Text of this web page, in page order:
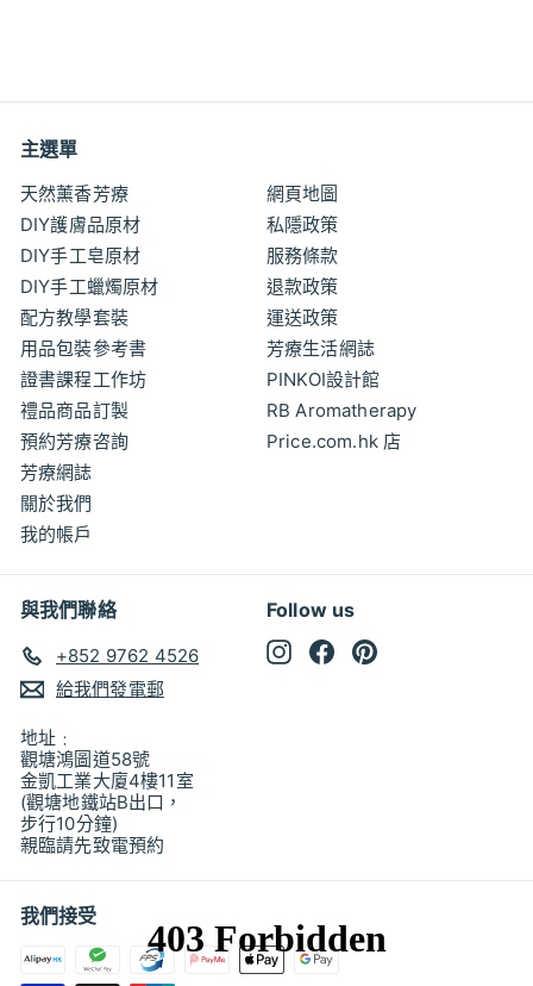
0
0
主選單
天然薰香芳療
DIY護膚品原材
DIY手工皂原材
DIY手工蠟燭原材
配方教學套裝
用品包裝參考書
證書課程工作坊
禮品商品訂製
預約芳療咨詢
芳療網誌
關於我們
我的帳戶
網頁地圖
私隱政策
服務條款
退款政策
運送政策
芳療生活網誌
PINKOI設計館
RB Aromatherapy
Price.com.hk 店
與我們聯絡
+852 9762 4526
給我們發電郵
地址﹕
觀塘鴻圖道58號
金凱工業大廈4樓11室
(觀塘地鐵站B出口，
步行10分鐘)
親臨請先致電預約
Follow us
InstagramFacebook
我們接受